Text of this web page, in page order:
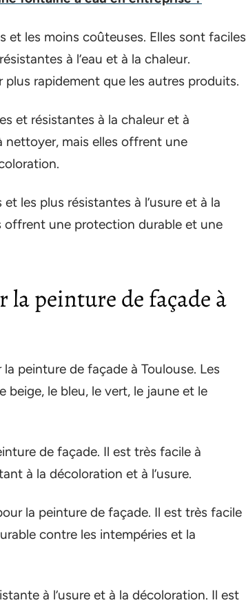
et les moins coûteuses. Elles sont faciles
à l’eau et à la chaleur.
plus rapidement que les autres produits.
et résistantes à la chaleur et à
nettoyer, mais elles offrent une
les plus résistantes à l’usure et à la
offrent une protection durable et une
la peinture de façade à
peinture de façade à Toulouse. Les
beige, le bleu, le vert, le jaune et le
de façade. Il est très facile à
à la décoloration et à l’usure.
la peinture de façade. Il est très facile
contre les intempéries et la
à l’usure et à la décoloration. Il est